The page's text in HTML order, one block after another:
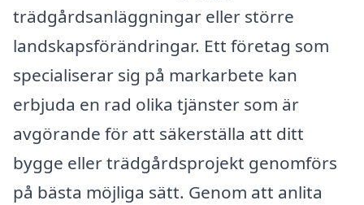
trädgårdsanläggningar eller större
landskapsförändringar. Ett företag som
specialiserar sig på markarbete kan
erbjuda en rad olika tjänster som är
avgörande för att säkerställa att ditt
bygge eller trädgårdsprojekt genomförs
på bästa möjliga sätt. Genom att anlita